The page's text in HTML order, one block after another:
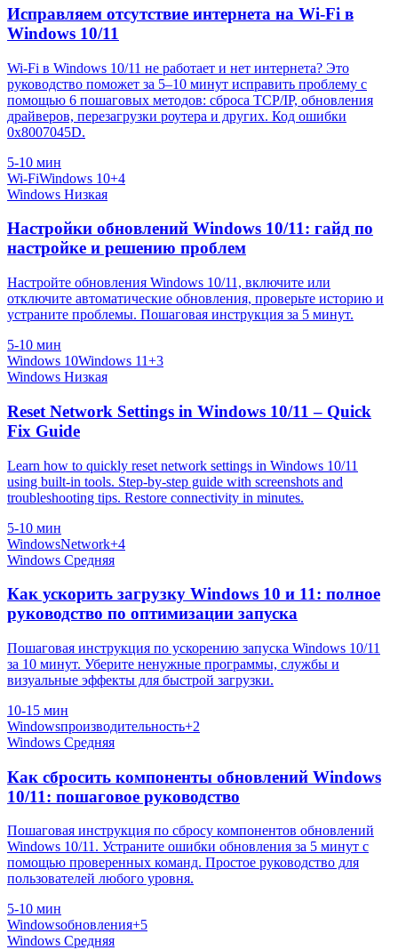
Исправляем отсутствие интернета на Wi-Fi в
Windows 10/11
Wi‑Fi в Windows 10/11 не работает и нет интернета? Это
руководство поможет за 5–10 минут исправить проблему с
помощью 6 пошаговых методов: сброса TCP/IP, обновления
драйверов, перезагрузки роутера и других. Код ошибки
0x8007045D.
5-10 мин
Wi-FiWindows 10+4
Windows Низкая
Настройки обновлений Windows 10/11: гайд по
настройке и решению проблем
Настройте обновления Windows 10/11, включите или
отключите автоматические обновления, проверьте историю и
устраните проблемы. Пошаговая инструкция за 5 минут.
5-10 мин
Windows 10Windows 11+3
Windows Низкая
Reset Network Settings in Windows 10/11 – Quick
Fix Guide
Learn how to quickly reset network settings in Windows 10/11
using built‑in tools. Step‑by‑step guide with screenshots and
troubleshooting tips. Restore connectivity in minutes.
5-10 мин
WindowsNetwork+4
Windows Средняя
Как ускорить загрузку Windows 10 и 11: полное
руководство по оптимизации запуска
Пошаговая инструкция по ускорению запуска Windows 10/11
за 10 минут. Уберите ненужные программы, службы и
визуальные эффекты для быстрой загрузки.
10-15 мин
Windowsпроизводительность+2
Windows Средняя
Как сбросить компоненты обновлений Windows
10/11: пошаговое руководство
Пошаговая инструкция по сбросу компонентов обновлений
Windows 10/11. Устраните ошибки обновления за 5 минут с
помощью проверенных команд. Простое руководство для
пользователей любого уровня.
5-10 мин
Windowsобновления+5
Windows Средняя